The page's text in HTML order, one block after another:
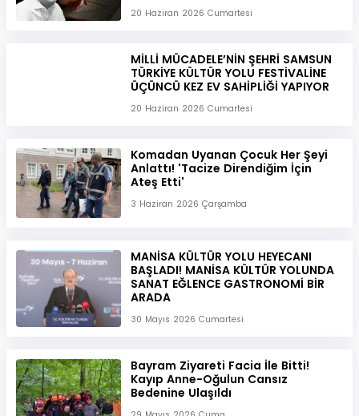
20 Haziran 2026 Cumartesi
MİLLİ MÜCADELE’NİN ŞEHRİ SAMSUN
TÜRKİYE KÜLTÜR YOLU FESTİVALİNE
ÜÇÜNCÜ KEZ EV SAHİPLİĞİ YAPIYOR
20 Haziran 2026 Cumartesi
Komadan Uyanan Çocuk Her Şeyi
Anlattı! 'Tacize Direndiğim İçin
Ateş Etti'
3 Haziran 2026 Çarşamba
MANİSA KÜLTÜR YOLU HEYECANI
BAŞLADI! MANİSA KÜLTÜR YOLUNDA
SANAT EĞLENCE GASTRONOMİ BİR
ARADA
30 Mayıs 2026 Cumartesi
Bayram Ziyareti Facia İle Bitti!
Kayıp Anne-Oğulun Cansız
Bedenine Ulaşıldı